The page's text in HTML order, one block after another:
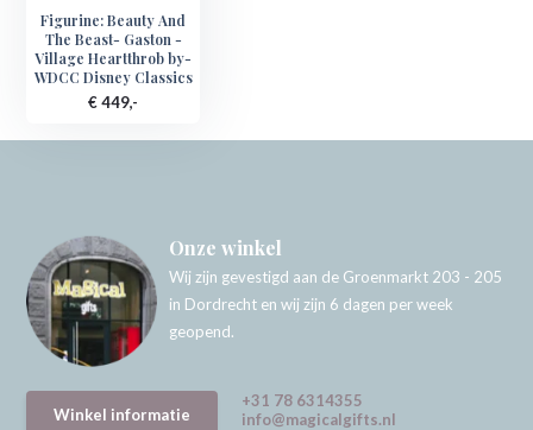
Figurine: Beauty And
The Beast- Gaston -
Village Heartthrob by-
WDCC Disney Classics
€ 449,-
Onze winkel
Wij zijn gevestigd aan de Groenmarkt 203 - 205
in Dordrecht en wij zijn 6 dagen per week
geopend.
Winkel informatie
+31 78 6314355
info@magicalgifts.nl